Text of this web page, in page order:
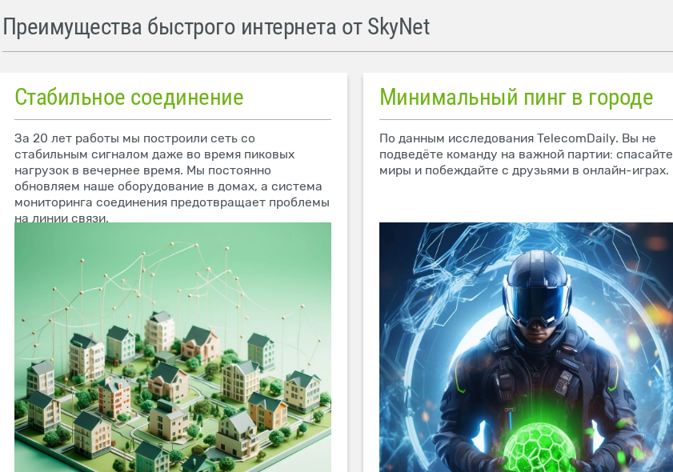
Преимущества быстрого интернета от SkyNet
Стабильное соединение
За 20 лет работы мы построили сеть со
стабильным сигналом даже во время пиковых
нагрузок в вечернее время. Мы постоянно
обновляем наше оборудование в домах, а система
мониторинга соединения предотвращает проблемы
на линии связи.
Минимальный пинг в городе
По данным исследования TelecomDaily. Вы не
подведёте команду на важной партии: спасайте
миры и побеждайте с друзьями в онлайн-играх.